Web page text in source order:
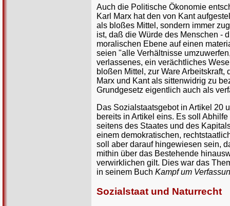
Auch die Politische Ökonomie
Karl Marx hat den von Kant
als bloßes Mittel, sondern immer
ist, daß die Würde des Menschen -
moralischen Ebene auf einen
seien "alle Verhältnisse
verlassenes, ein verächtliches
bloßen Mittel, zur Ware
Marx und Kant als sittenwidrig zu
Grundgesetz eigentlich auch als
Das Sozialstaatsgebot in Artikel 20
bereits in Artikel eins. Es soll
seitens des Staates und des
einem demokratischen,
soll aber darauf hingewiesen sein,
mithin über das Bestehende
verwirklichen gilt. Dies war das
in seinem Buch Kampf um
Sozialstaat und Naturrecht